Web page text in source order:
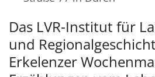
Das LVR-Institut für
und
Erkelenzer